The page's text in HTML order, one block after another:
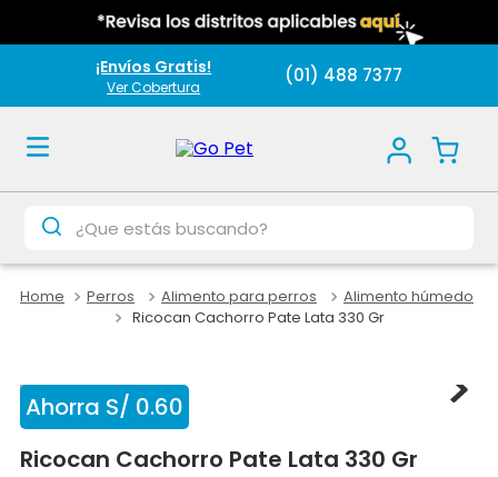
¡Envíos Gratis!
Ver Cobertura (01) 488 7377
¿Que estás buscando?
Perros Alimento para perros
Alimento húmedo
Ricocan Cachorro Pate Lata 330 Gr
Ahorra S/ 0.60
Ricocan Cachorro Pate Lata 330 Gr